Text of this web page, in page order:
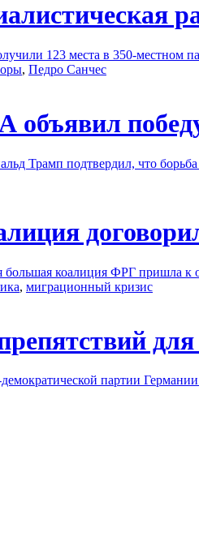
123 места в 350-местном
, Педро Санчес
Трамп подтвердил, что
большая коалиция ФРГ пришла к
, миграционный кризис
партии